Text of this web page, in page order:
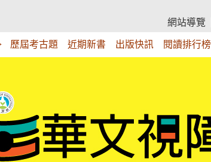
網站導覽
歷屆考古題 近期新書 出版快訊 閱讀排行榜